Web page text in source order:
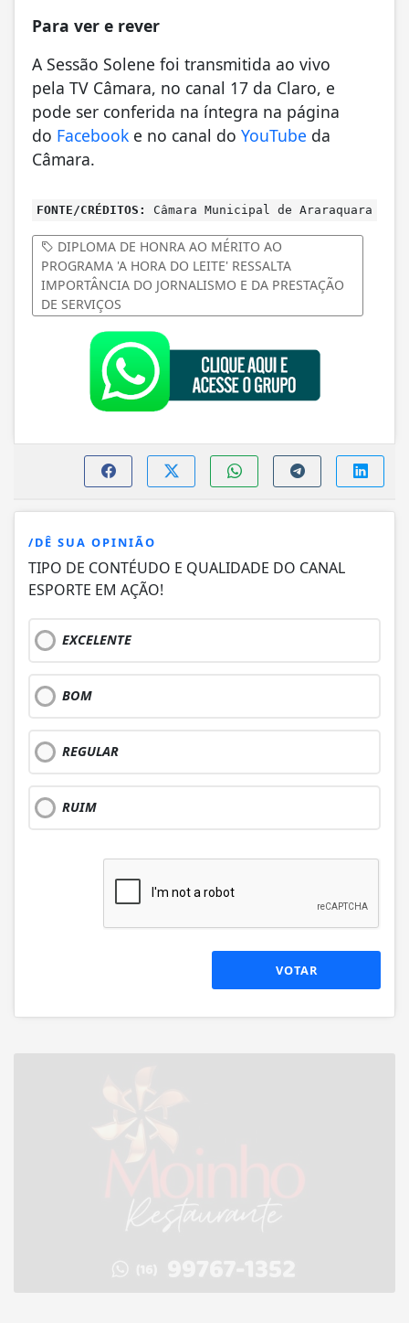
Para ver e rever
A Sessão Solene foi transmitida ao vivo
pela TV Câmara, no canal 17 da Claro, e
pode ser conferida na íntegra na página
do Facebook e no canal do YouTube da
Câmara.
FONTE/CRÉDITOS: Câmara Municipal de Araraquara
DIPLOMA DE HONRA AO MÉRITO AO
PROGRAMA 'A HORA DO LEITE' RESSALTA
IMPORTÂNCIA DO JORNALISMO E DA PRESTAÇÃO
DE SERVIÇOS
/DÊ SUA OPINIÃO
TIPO DE CONTÉUDO E QUALIDADE DO CANAL
ESPORTE EM AÇÃO!
EXCELENTE
BOM
REGULAR
RUIM
VOTAR